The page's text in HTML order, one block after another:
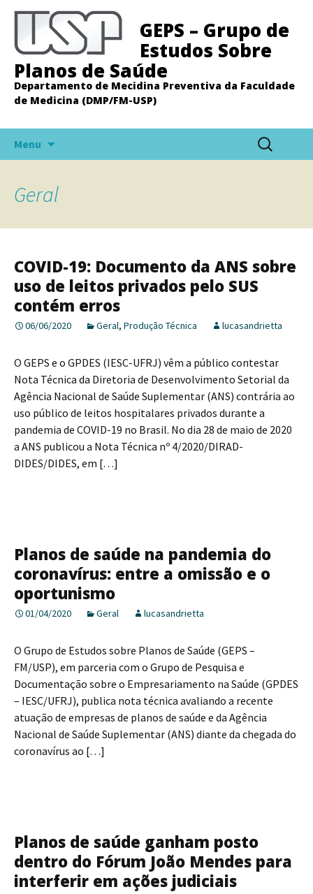
GEPS – Grupo de
Estudos Sobre
Planos de Saúde
Departamento de Mecidina Preventiva da Faculdade
de Medicina (DMP/FM-USP)
Menu
conteúdo
Pesquisar
por:
Geral
COVID-19: Documento da ANS sobre
uso de leitos privados pelo SUS
contém erros
06/06/2020 Geral, Produção Técnica lucasandrietta
O GEPS e o GPDES (IESC-UFRJ) vêm a público contestar
Nota Técnica da Diretoria de Desenvolvimento Setorial da
Agência Nacional de Saúde Suplementar (ANS) contrária ao
uso público de leitos hospitalares privados durante a
pandemia de COVID-19 no Brasil. No dia 28 de maio de 2020
a ANS publicou a Nota Técnica nº 4/2020/DIRAD-
DIDES/DIDES, em […]
Planos de saúde na pandemia do
coronavírus: entre a omissão e o
oportunismo
01/04/2020 Geral lucasandrietta
O Grupo de Estudos sobre Planos de Saúde (GEPS –
FM/USP), em parceria com o Grupo de Pesquisa e
Documentação sobre o Empresariamento na Saúde (GPDES
– IESC/UFRJ), publica nota técnica avaliando a recente
atuação de empresas de planos de saúde e da Agência
Nacional de Saúde Suplementar (ANS) diante da chegada do
coronavírus ao […]
Planos de saúde ganham posto
dentro do Fórum João Mendes para
interferir em ações judiciais